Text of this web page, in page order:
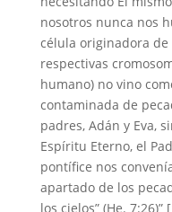
nosotros nunca nos
célula originadora de
respectivas
humano) no vino
contaminada de
padres, Adán y Eva,
Espíritu Eterno, el
pontífice nos
apartado de los
los cielos” (He. 7:26)”